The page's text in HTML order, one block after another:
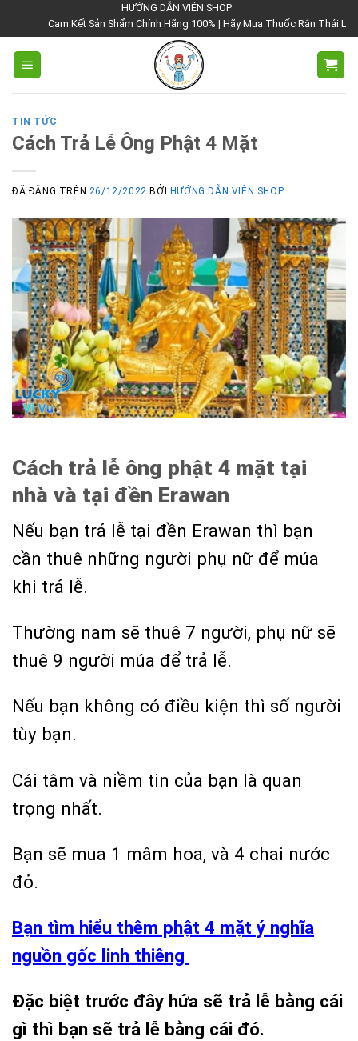
nội
dung
HƯỚNG DẪN VIÊN SHOP
Cam Kết Sản Shẩm Chính Hãng 100% | Hãy Mua Thuốc Rắn Thái Lan
TIN TỨC
Cách Trả Lễ Ông Phật 4 Mặt
ĐÃ ĐĂNG TRÊN 26/12/2022 BỞI HƯỚNG DẪN VIÊN SHOP
Cách trả lễ ông phật 4 mặt tại
nhà và tại đền Erawan
Nếu bạn trả lễ tại đền Erawan thì bạn
cần thuê những người phụ nữ để múa
khi trả lễ.
Thường nam sẽ thuê 7 người, phụ nữ sẽ
thuê 9 người múa để trả lễ.
Nếu bạn không có điều kiện thì số người
tùy bạn.
Cái tâm và niềm tin của bạn là quan
trọng nhất.
Bạn sẽ mua 1 mâm hoa, và 4 chai nước
đỏ.
Bạn tìm hiểu thêm phật 4 mặt ý nghĩa
nguồn gốc linh thiêng
Đặc biệt trước đây hứa sẽ trả lễ bằng cái
gì thì bạn sẽ trả lễ bằng cái đó.